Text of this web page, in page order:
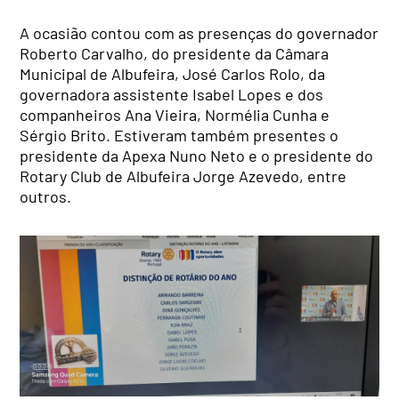
A ocasião contou com as presenças do governador
Roberto Carvalho, do presidente da Câmara
Municipal de Albufeira, José Carlos Rolo, da
governadora assistente Isabel Lopes e dos
companheiros Ana Vieira, Normélia Cunha e
Sérgio Brito. Estiveram também presentes o
presidente da Apexa Nuno Neto e o presidente do
Rotary Club de Albufeira Jorge Azevedo, entre
outros.